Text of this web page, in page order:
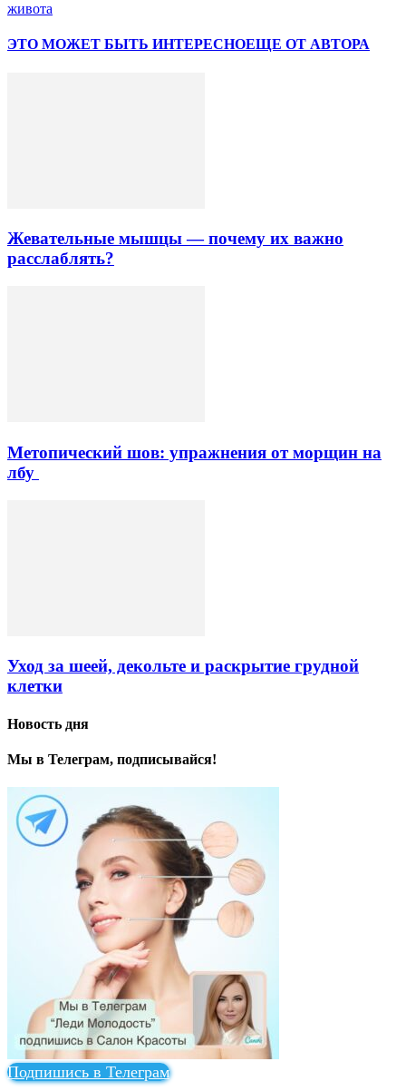
живота
ЭТО МОЖЕТ БЫТЬ ИНТЕРЕСНОЕЩЕ ОТ АВТОРА
Жевательные мышцы — почему их важно
расслаблять?
Метопический шов: упражнения от морщин на
лбу
Уход за шеей, декольте и раскрытие грудной
клетки
Новость дня
Мы в Телеграм, подписывайся!
Подпишись в Телеграм